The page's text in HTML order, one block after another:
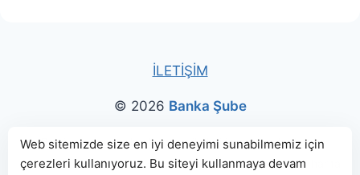
İLETİŞİM
© 2026 Banka Şube
Bu sitede paylaşılan banka bilgileri için kaynak olarak
genellikle TBBveBDDKweb sitelerinden faydalanılmış, harita
Web sitemizde size en iyi deneyimi sunabilmemiz için
çerezleri kullanıyoruz. Bu siteyi kullanmaya devam